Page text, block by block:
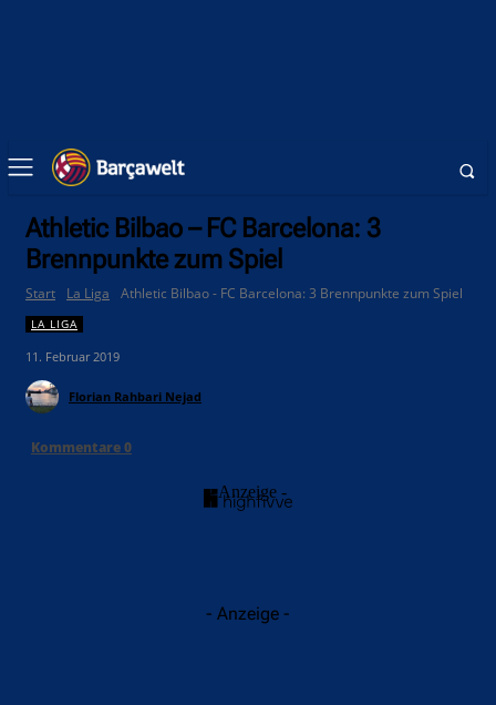
Athletic Bilbao – FC Barcelona: 3
Brennpunkte zum Spiel
Start La Liga Athletic Bilbao - FC Barcelona: 3 Brennpunkte zum Spiel
LA LIGA
11. Februar 2019
Florian Rahbari Nejad
Kommentare0
- Anzeige -
- Anzeige -